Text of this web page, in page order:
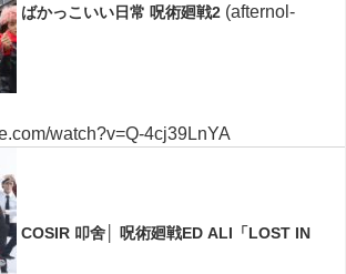
ばかっこいい日常 呪術廻戦2 (afternol-
watch?v=Q-4cj39LnYA
COSIR 叩舍│ 呪術廻戦ED ALI「LOST IN